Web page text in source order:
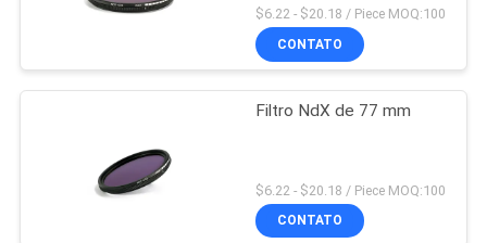
$6.22 - $20.18 / Piece MOQ:100
CONTATO
Filtro NdX de 77 mm
$6.22 - $20.18 / Piece MOQ:100
CONTATO